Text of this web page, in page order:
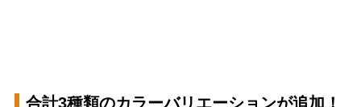
合計3種類のカラーバリエーションが追加！